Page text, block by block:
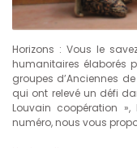
Horizons : Vous le
humanitaires élaborés
groupes d’Anciennes
qui ont relevé un défi
Louvain coopération
numéro, nous vous